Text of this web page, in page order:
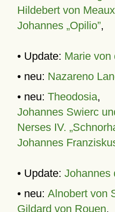
Hildebert von Meaux
Johannes „Opilio”,
• Update: Marie von
• neu: Nazareno
• neu: Theodosia,
Johannes Swierc
Nerses IV.
Johannes
• Update: Johannes
• neu: Alnobert von
Gildard von Rouen,